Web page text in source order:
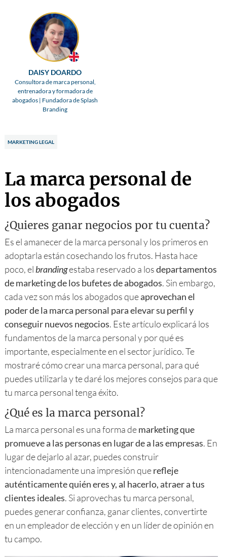
DAISY DOARDO
Consultora de marca personal,
entrenadora y formadora de
abogados | Fundadora de Splash
Branding
MARKETING LEGAL
La marca personal de
los abogados
¿Quieres ganar negocios por tu cuenta?
Es el amanecer de la marca personal y los primeros en
adoptarla están cosechando los frutos. Hasta hace
poco, el brandingestaba reservado a losdepartamentos
de marketing de los bufetes de abogados. Sin embargo,
cada vez son más los abogados queaprovechan el
poder de la marca personal para elevar su perfil y
conseguir nuevos negocios. Este artículo explicará los
fundamentos de la marca personal y por qué es
importante, especialmente en el sector jurídico. Te
mostraré cómo crear una marca personal, para qué
puedes utilizarla y te daré los mejores consejos para que
tu marca personal tenga éxito.
¿Qué es la marca personal?
La marca personal es una forma demarketing que
promueve a las personas en lugar de a las empresas. En
lugar de dejarlo al azar, puedes construir
intencionadamente una impresión querefleje
auténticamente quién eres y, al hacerlo, atraer a tus
clientes ideales. Si aprovechas tu marca personal,
puedes generar confianza, ganar clientes, convertirte
en un empleador de elección y en un líder de opinión en
tu campo.